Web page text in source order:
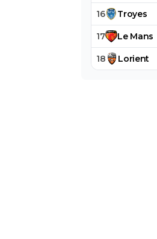
16 Troyes
17 Le Mans
18 Lorient